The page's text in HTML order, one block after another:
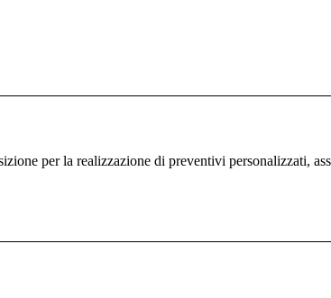
per la realizzazione di preventivi personalizzati,